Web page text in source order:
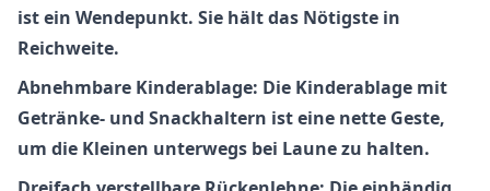
ist ein Wendepunkt. Sie hält das Nötigste in
Reichweite.
Abnehmbare Kinderablage: Die Kinderablage mit
Getränke- und Snackhaltern ist eine nette Geste,
um die Kleinen unterwegs bei Laune zu halten.